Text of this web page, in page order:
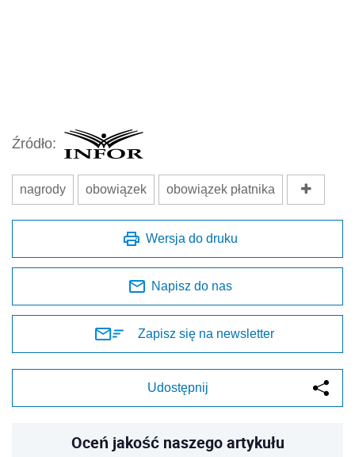
Źródło:
nagrody obowiązek obowiązek płatnika
Wersja do druku
Napisz do nas
Zapisz się na newsletter
Udostępnij
Oceń jakość naszego artykułu